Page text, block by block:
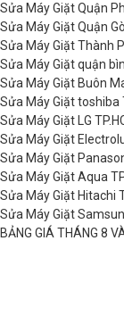
Sửa Máy Giặt Quận
Sửa Máy Giặt Quận
Sửa Máy Giặt Thành
Sửa Máy Giặt quận
Sửa Máy Giặt Buôn
Sửa Máy Giặt toshiba
Sửa Máy Giặt LG
Sửa Máy Giặt
Sửa Máy Giặt
Sửa Máy Giặt Aqua
Sửa Máy Giặt Hitachi
Sửa Máy Giặt
BẢNG GIÁ THÁNG 8